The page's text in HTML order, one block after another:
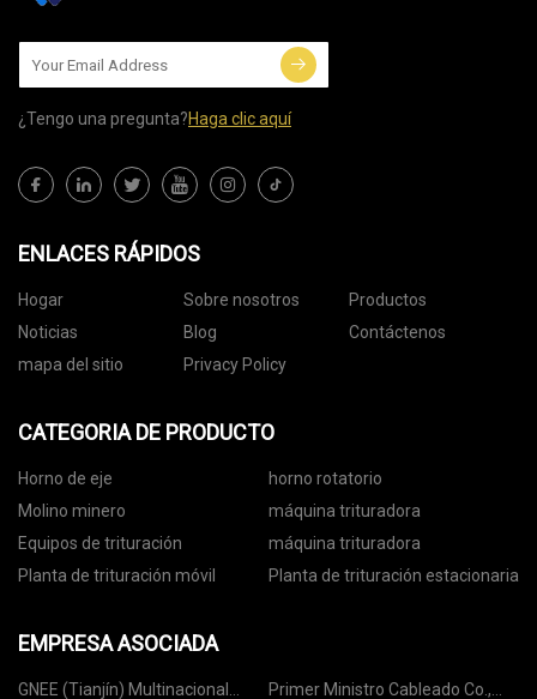
¿Tengo una pregunta?Haga clic aquí
ENLACES RÁPIDOS
Hogar Sobre nosotros
Productos
Noticias
Blog
Contáctenos
mapa del sitio
Privacy Policy
CATEGORIA DE PRODUCTO
Horno de eje
horno rotatorio
Molino minero
máquina trituradora
Equipos de trituración
máquina trituradora
Planta de trituración móvil
Planta de trituración estacionaria
EMPRESA ASOCIADA
GNEE (Tianjín) Multinacional Primer Ministro Cableado Co.,